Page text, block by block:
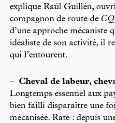
explique Raúl Guillén,
compagnon de route de
d’une approche mécaniste
idéaliste de son activité, il
qui l’entourent.
– Cheval de labeur,
Longtemps essentiel aux
bien failli disparaître une
mécanisée. Raté : depuis